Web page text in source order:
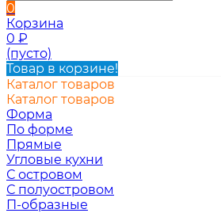
0
Корзина
0 ₽
(пусто)
Товар в корзине!
Каталог товаров
Каталог товаров
Форма
По форме
Прямые
Угловые кухни
С островом
С полуостровом
П-образные